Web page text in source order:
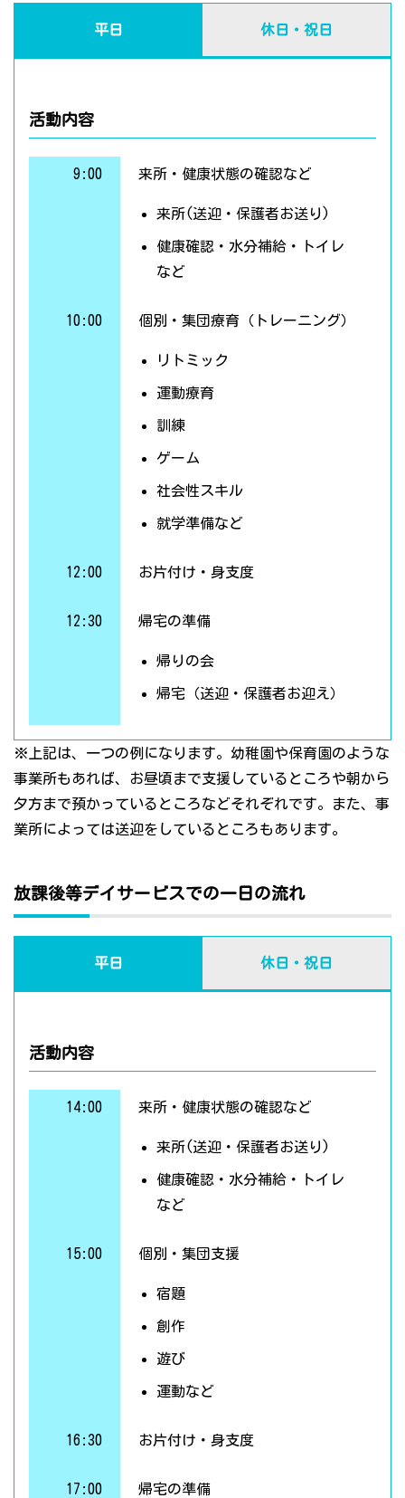
平日 休日・祝日
活動内容
9:00 来所・健康状態の確認など
来所(送迎・保護者お送り)
健康確認・水分補給・トイレ
など
10:00 個別・集団療育（トレーニング）
リトミック
運動療育
訓練
ゲーム
社会性スキル
就学準備など
12:00 お片付け・身支度
12:30 帰宅の準備
帰りの会
帰宅（送迎・保護者お迎え）
※上記は、一つの例になります。幼稚園や保育園のような
事業所もあれば、お昼頃まで支援しているところや朝から
夕方まで預かっているところなどそれぞれです。また、事
業所によっては送迎をしているところもあります。
放課後等デイサービスでの一日の流れ
平日 休日・祝日
活動内容
14:00 来所・健康状態の確認など
来所(送迎・保護者お送り)
健康確認・水分補給・トイレ
など
15:00 個別・集団支援
宿題
創作
遊び
運動など
16:30 お片付け・身支度
17:00 帰宅の準備